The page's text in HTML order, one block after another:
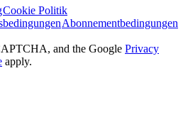
Cookie Politik
Abonnementbedingungen
and the Google Privacy
apply.